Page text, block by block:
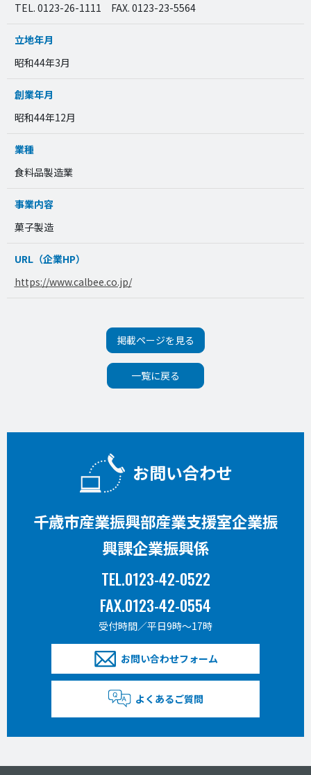
TEL. 0123-26-1111 FAX. 0123-23-5564
立地年月
昭和44年3月
創業年月
昭和44年12月
業種
食料品製造業
事業内容
菓子製造
URL（企業HP）
https://www.calbee.co.jp/
掲載ページを見る
一覧に戻る
お問い合わせ
千歳市産業振興部産業支援室企業振
興課企業振興係
TEL.0123-42-0522
FAX.0123-42-0554
受付時間／平日9時〜17時
お問い合わせフォーム
よくあるご質問